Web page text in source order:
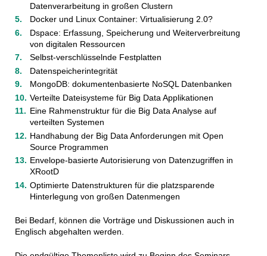
Datenverarbeitung in großen Clustern
Docker und Linux Container: Virtualisierung 2.0?
Dspace: Erfassung, Speicherung und Weiterverbreitung
von digitalen Ressourcen
Selbst-verschlüsselnde Festplatten
Datenspeicherintegrität
MongoDB: dokumentenbasierte NoSQL Datenbanken
Verteilte Dateisysteme für Big Data Applikationen
Eine Rahmenstruktur für die Big Data Analyse auf
verteilten Systemen
Handhabung der Big Data Anforderungen mit Open
Source Programmen
Envelope-basierte Autorisierung von Datenzugriffen in
XRootD
Optimierte Datenstrukturen für die platzsparende
Hinterlegung von großen Datenmengen
Bei Bedarf, können die Vorträge und Diskussionen auch in
Englisch abgehalten werden.